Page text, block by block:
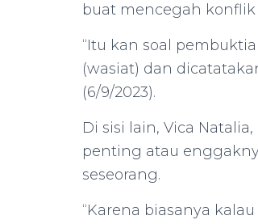
buat mencegah
“Itu kan soal
(wasiat) dan
(6/9/2023).
Di sisi lain, Vica
penting atau
seseorang.
“Karena biasanya